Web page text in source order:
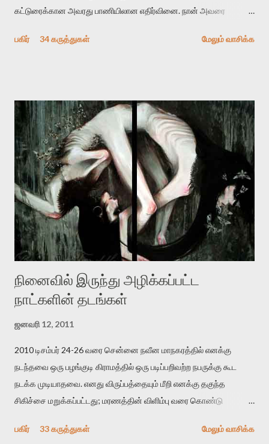
கட்டுரைக்கான அவரது பாணியிலான எதிர்வினை. நான் அவரை
பதிவை படித்த நண்பர்கள் பலரும் அவருக்காக இரக்கப்பட்டார்கள்.
தனது இணையதளத்திலே தொடர்ந்து பதிவு செய்கிறார். உயிர்மை
இன்னும் சில வருடங்களுக்கு தனக்கு எதிராக எழுத்தாளர்களை ஏவி
விட்டபடி இருக்கும் என்று ஒரு அச்சத்தை வெளிப்படுத்தியபடி
இருக்கிறார். அவர் கடுமையான பாதுகாப்பின்மை மனநிலையில் உள்ளார்.
உயிர்மை அவரை தாக்க உத்தேசித்தாலும் இல்லை என்றாலும்
ஜெயமோகன் அந்த பிரமையால் தொடர்ந்து அச்சுறுத்தலுக்கு உள்ளாகி
உள்ளார். உங்களை பற்றின இந்த தாக்குதல் கூட இதன் வெளிப்பாடு தான்”.
உண்மையே! ராக்கி படத்தில் குத்துச்சண்டை வீரராக வரும் சில்வெஸ்டர்
ஓரிடத்தில் சொல்வார்: ...
பகிர் 34 கருத்துகள் மேலும் வாசிக்க
நினைவில் இருந்து அழிக்கப்பட்ட
நாட்களின் தடங்கள்
ஜனவரி 12, 2011
2010 டிசம்பர் 24-26 வரை சென்னை நவீன மாநகரத்தில் எனக்கு
நடந்தவை ஒரு பழங்குடி கிராமத்தில் ஒரு படிப்பறிவற்ற நபருக்கு கூட
நடக்க முடியாதவை. எனது விருப்பத்தையும் மீறி எனக்கு தகுந்த
சிகிச்சை மறுக்கப்பட்டது; மரணத்தின் விளிம்பு வரை கொண்டு
பகிர்
33 கருத்துகள் மேலும் வாசிக்க